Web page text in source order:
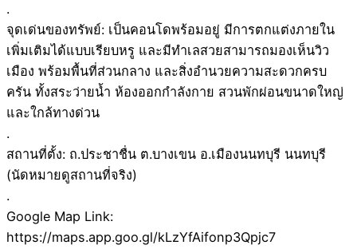
.
จุดเด่นของทรัพย์: เป็นคอนโดพร้อมอยู่ มีการตกแต่งภายใน
เพิ่มเติมได้แบบเรียบหรู และมีทำเลสวยสามารถมองเห็นวิว
เมือง พร้อมพื้นที่ส่วนกลาง และสิ่งอำนวยความสะดวกครบ
ครัน ทั้งสระว่ายน้ำ ห้องออกกำลังกาย สวนพักผ่อนขนาดใหญ่
และใกล้ทางด่วน
.
สถานที่ตั้ง: ถ.ประชาชื่น ต.บางเขน อ.เมืองนนทบุรี นนทบุรี
(นัดหมายดูสถานที่จริง)
.
Google Map Link:
https://maps.app.goo.gl/kLzYfAifonp3Qpjc7